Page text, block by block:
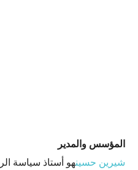
المؤسس والمدير
شيرين حسينهو أستاذ سياسة